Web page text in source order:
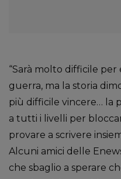
“Sarà molto difficile
guerra, ma la storia
più difficile vincere… la
a tutti i livelli per
provare a scrivere
Alcuni amici delle
che sbaglio a sperare